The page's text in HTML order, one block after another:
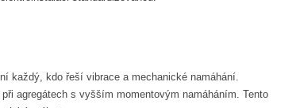
každý, kdo řeší vibrace a mechanické namáhání.
agregátech s vyšším momentovým namáháním. Tento